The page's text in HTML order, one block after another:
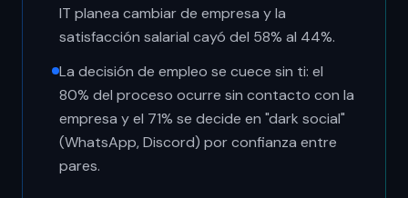
IT planea cambiar de empresa y la
satisfacción salarial cayó del 58% al 44%.
La decisión de empleo se cuece sin ti: el
80% del proceso ocurre sin contacto con la
empresa y el 71% se decide en "dark social"
(WhatsApp, Discord) por confianza entre
pares.